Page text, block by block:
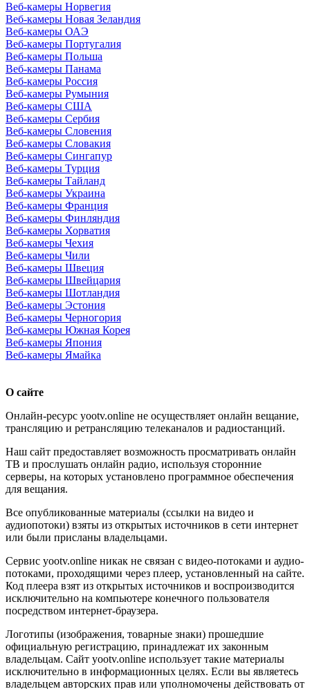
Веб-камеры Норвегия
Веб-камеры Новая Зеландия
Веб-камеры ОАЭ
Веб-камеры Португалия
Веб-камеры Польша
Веб-камеры Панама
Веб-камеры Россия
Веб-камеры Румыния
Веб-камеры США
Веб-камеры Сербия
Веб-камеры Словения
Веб-камеры Словакия
Веб-камеры Сингапур
Веб-камеры Турция
Веб-камеры Тайланд
Веб-камеры Украина
Веб-камеры Франция
Веб-камеры Финляндия
Веб-камеры Хорватия
Веб-камеры Чехия
Веб-камеры Чили
Веб-камеры Швеция
Веб-камеры Швейцария
Веб-камеры Шотландия
Веб-камеры Эстония
Веб-камеры Черногория
Веб-камеры Южная Корея
Веб-камеры Япония
Веб-камеры Ямайка
О сайте
Онлайн-ресурс yootv.online не осуществляет онлайн вещание,
трансляцию и ретрансляцию телеканалов и радиостанций.
Наш сайт предоставляет возможность просматривать онлайн
ТВ и прослушать онлайн радио, используя сторонние
серверы, на которых установлено программное обеспечения
для вещания.
Все опубликованные материалы (ссылки на видео и
аудиопотоки) взяты из открытых источников в сети интернет
или были присланы владельцами.
Сервис yootv.online никак не связан с видео-потоками и аудио-
потоками, проходящими через плеер, установленный на сайте.
Код плеера взят из открытых источников и воспроизводится
исключительно на компьютере конечного пользователя
посредством интернет-браузера.
Логотипы (изображения, товарные знаки) прошедшие
официальную регистрацию, принадлежат их законным
владельцам. Сайт yootv.online использует такие материалы
исключительно в информационных целях. Если вы являетесь
владельцем авторских прав или уполномочены действовать от